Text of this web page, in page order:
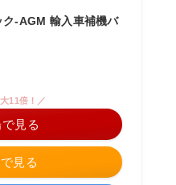
-AGM 輸入車補機バ
見る
11倍！／
見る